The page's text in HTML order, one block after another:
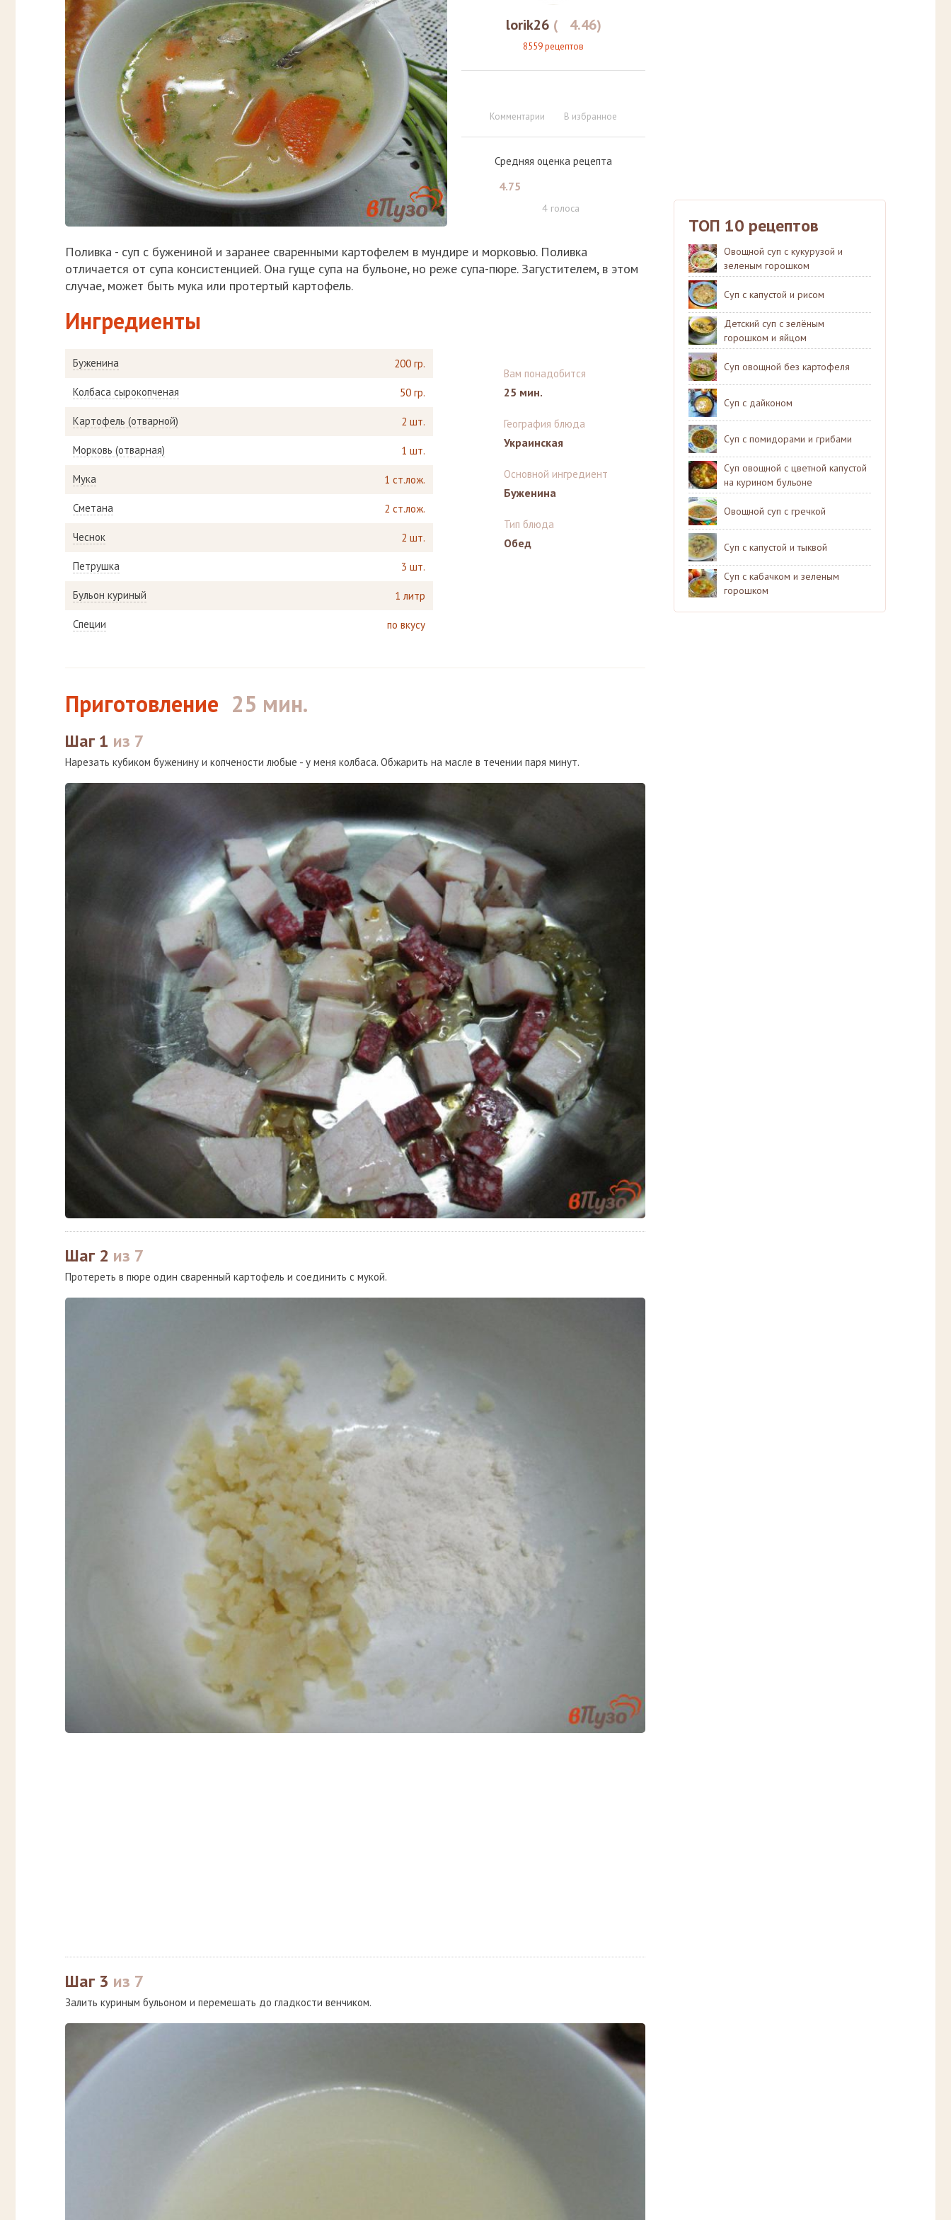
lorik26 ( 4.46)
8559 рецептов
Комментарии В избранное
Средняя оценка рецепта
4.75
4голоса
Поливка - суп с бужениной и заранее сваренными картофелем в мундире и морковью. Поливка
отличается от супа консистенцией. Она гуще супа на бульоне, но реже супа-пюре. Загустителем, в этом
случае, может быть мука или протертый картофель.
Ингредиенты
Буженина 200 гр.
Колбаса сырокопченая 50 гр.
Картофель (отварной) 2 шт.
Морковь (отварная) 1 шт.
Мука 1 ст.лож.
Сметана 2 ст.лож.
Чеснок 2 шт.
Петрушка 3 шт.
Бульон куриный 1 литр
Специи по вкусу
Вам понадобится
25 мин.
География блюда
Украинская
Основной ингредиент
Буженина
Тип блюда
Обед
Приготовление 25 мин.
Шаг 1 из 7
Нарезать кубиком буженину и копчености любые - у меня колбаса. Обжарить на масле в течении паря минут.
Шаг 2 из 7
Протереть в пюре один сваренный картофель и соединить с мукой.
Шаг 3 из 7
Залить куриным бульоном и перемешать до гладкости венчиком.
ТОП 10 рецептов
Овощной суп с кукурузой и
зеленым горошком
Суп с капустой и рисом
Детский суп с зелёным
горошком и яйцом
Суп овощной без картофеля
Суп с дайконом
Суп с помидорами и грибами
Суп овощной с цветной капустой
на курином бульоне
Овощной суп с гречкой
Суп с капустой и тыквой
Суп с кабачком и зеленым
горошком